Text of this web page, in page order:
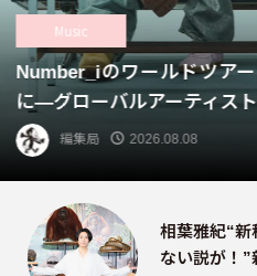
Music
Number_iが初のワールド
日本国公演は今年10月より
編集局 2026.08.04
相葉雅紀“新
ない説が！”